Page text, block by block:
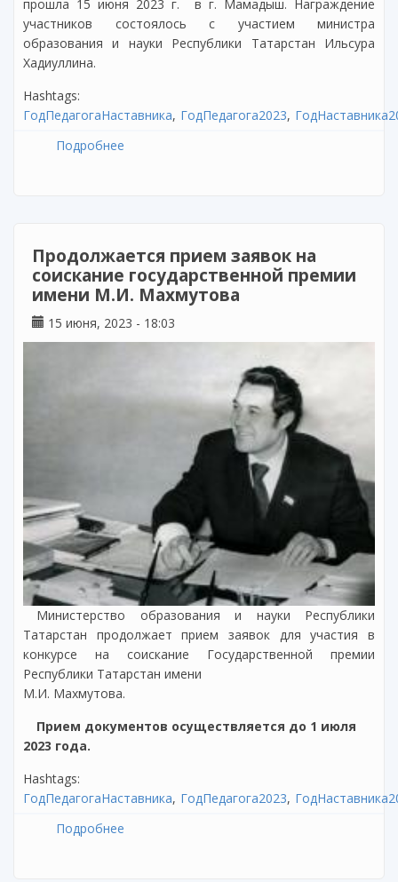
прошла 15 июня 2023 г. в г. Мамадыш. Награждение
участников состоялось с участием министра
образования и науки Республики Татарстан Ильсура
Хадиуллина.
Hashtags:
ГодПедагогаНаставника ГодПедагога2023
Подробнее
Продолжается прием заявок на
соискание государственной премии
имени М.И. Махмутова
15 июня, 2023 - 18:03
Министерство образования и науки Республики
Татарстан продолжает прием заявок для участия в
конкурсе на соискание Государственной премии
Республики Татарстан имени
М.И. Махмутова.
Прием документов осуществляется до 1 июля
2023 года.
Hashtags:
ГодПедагогаНаставника ГодПедагога2023
Подробнее